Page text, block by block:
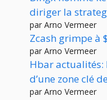
diriger la
par Arno Vermeer
Zcash grimpe à
par Arno Vermeer
Hbar actualités:
d’une zone clé
par Arno Vermeer